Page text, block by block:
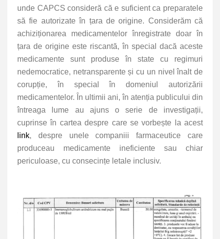
unde CAPCS consideră că e suficient ca preparatele
să fie autorizate în țara de origine. Considerăm că
achiziționarea medicamentelor înregistrate doar în
țara de origine este riscantă, în special dacă aceste
medicamente sunt produse în state cu regimuri
nedemocratice, netransparente și cu un nivel înalt de
corupție, în special în domeniul autorizării
medicamentelor. În ultimii ani, în atenția publicului din
întreaga lume au ajuns o serie de investigații,
cuprinse în cartea despre care se vorbește la acest
link, despre unele companiii farmaceutice care
produceau medicamente ineficiente sau chiar
periculoase, cu consecințe letale inclusiv.